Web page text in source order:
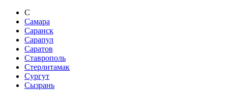
С
Самара
Саранск
Сарапул
Саратов
Ставрополь
Стерлитамак
Сургут
Сызрань